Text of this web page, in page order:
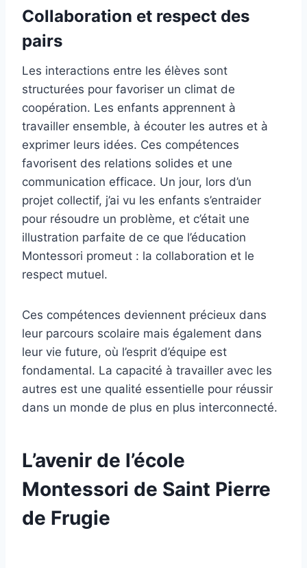
Collaboration et respect des
pairs
Les interactions entre les élèves sont
structurées pour favoriser un climat de
coopération. Les enfants apprennent à
travailler ensemble, à écouter les autres et à
exprimer leurs idées. Ces compétences
favorisent des relations solides et une
communication efficace. Un jour, lors d’un
projet collectif, j’ai vu les enfants s’entraider
pour résoudre un problème, et c’était une
illustration parfaite de ce que l’éducation
Montessori promeut : la collaboration et le
respect mutuel.
Ces compétences deviennent précieux dans
leur parcours scolaire mais également dans
leur vie future, où l’esprit d’équipe est
fondamental. La capacité à travailler avec les
autres est une qualité essentielle pour réussir
dans un monde de plus en plus interconnecté.
L’avenir de l’école
Montessori de Saint Pierre
de Frugie